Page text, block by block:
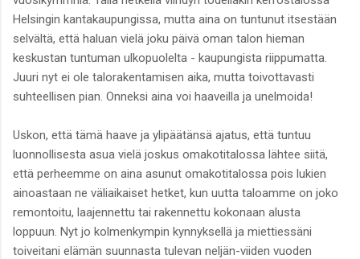
Helsingin kantakaupungissa, mutta aina on tuntunut itsestään
selvältä, että haluan vielä joku päivä oman talon hieman
keskustan tuntuman ulkopuolelta - kaupungista riippumatta.
Juuri nyt ei ole talorakentamisen aika, mutta toivottavasti
suhteellisen pian. Onneksi aina voi haaveilla ja unelmoida!
Uskon, että tämä haave ja ylipäätänsä ajatus, että tuntuu
luonnollisesta asua vielä joskus omakotitalossa lähtee siitä,
että perheemme on aina asunut omakotitalossa pois lukien
ainoastaan ne väliaikaiset hetket, kun uutta taloamme on joko
remontoitu, laajennettu tai rakennettu kokonaan alusta
loppuun. Nyt jo kolmenkympin kynnyksellä ja miettiessäni
toiveitani elämän suunnasta tulevan neljän-viiden vuoden